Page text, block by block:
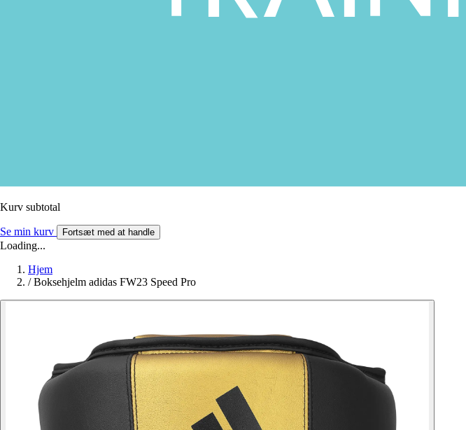
Kurv subtotal
Se min kurv Fortsæt med at handle
Loading...
Hjem
/ Boksehjelm adidas FW23 Speed Pro